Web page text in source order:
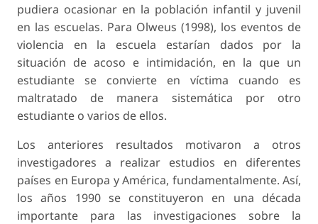
pudiera ocasionar en la población infantil y juvenil
en las escuelas. Para Olweus (1998), los eventos de
violencia en la escuela estarían dados por la
situación de acoso e intimidación, en la que un
estudiante se convierte en víctima cuando es
maltratado de manera sistemática por otro
estudiante o varios de ellos.
Los anteriores resultados motivaron a otros
investigadores a realizar estudios en diferentes
países en Europa y América, fundamentalmente. Así,
los años 1990 se constituyeron en una década
importante para las investigaciones sobre la